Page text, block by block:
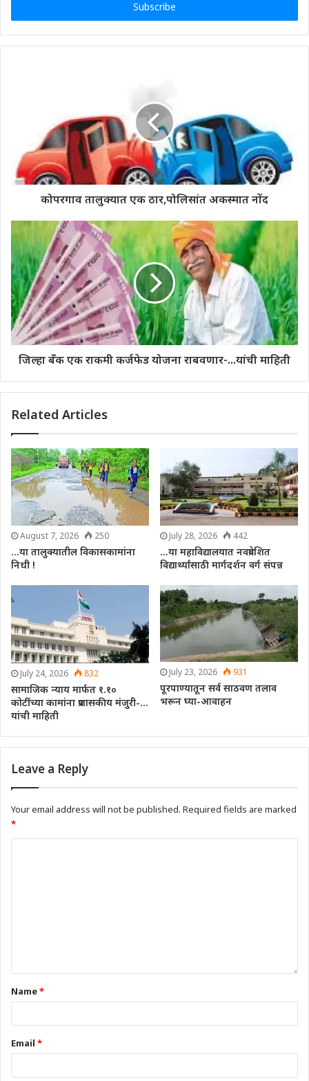
कोपरगाव तालुक्यात एक ठार,पोलिसांत अकस्मात नोंद
जिल्हा बँक एक राकमी कर्जफेड योजना राबवणार-...यांची माहिती
Related Articles
August 7, 2026 250
…या तालुक्यातील विकासकामांना
निधी !
July 28, 2026 442
…या महाविद्यालयात नवप्रवेशित
विद्यार्थ्यांसाठी मार्गदर्शन वर्ग संपन्न
July 24, 2026 832
सामाजिक न्याय मार्फत १.१०
कोटींच्या कामांना प्रशासकीय मंजुरी-…
यांची माहिती
July 23, 2026 931
पूरपाण्यातून सर्व साठवण तलाव
भरून घ्या-आवाहन
Leave a Reply
Your email address will not be published. Required fields are marked
*
Name*
Email *